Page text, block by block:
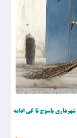
یاسوج تا کی ادامه